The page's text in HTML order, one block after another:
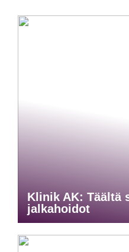
Klinik AK: Täältä
jalkahoidot